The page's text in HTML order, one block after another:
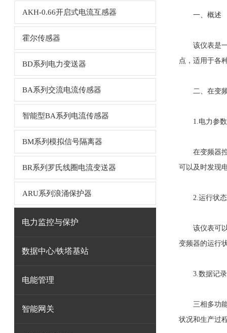
AKH-0.66开启式电流互感器
霍尔传感器
BD系列电力变送器
BA系列交流电流传感器
智能型BA系列电流传感器
BM系列模拟信号隔离器
BR系列罗氏线圈电流变送器
ARU系列浪涌保护器
电力监控与保护
数据中心/铁塔基站
电能管理
智能网关
一、概述
该仪表是一
点，适用于各
二、在变频
1.电力参数
在变频器控
可以及时发现
2.运行状态
该仪表可以
变频器的运行
3.数据记录
三相多功能
状况和生产过